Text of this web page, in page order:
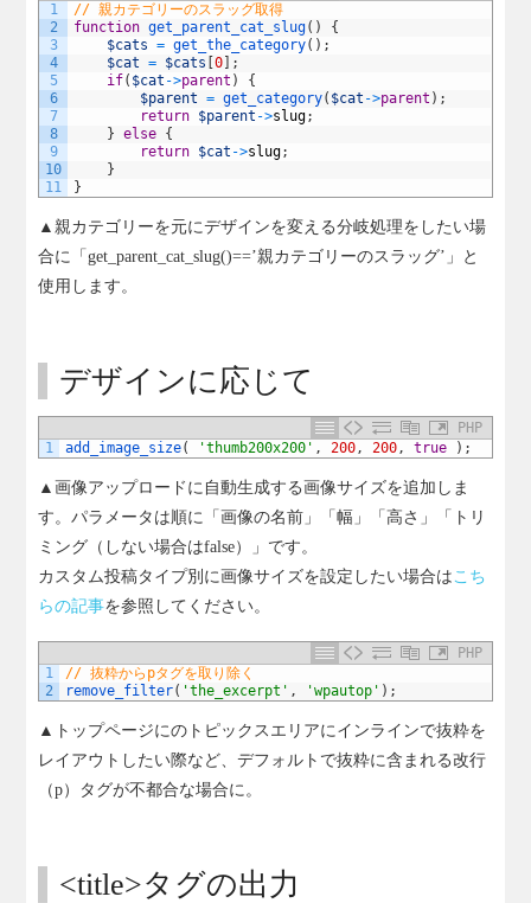
1
2
3
4
5
6
7
8
9
10
11
// 親カテゴリーのスラッグ取得
function get_parent_cat_slug( )
{
$cats
= get_the_category( ) ;
$cat
= $cats [0
;
if( $cat ->parent )
{
$parent
= get_category( $cat ->parent ) ;
return $parent ->slug;
}
else {
return $cat ->slug;
}
}
▲親カテゴリーを元にデザインを変える分岐処理をしたい場
合に「get_parent_cat_slug()==’親カテゴリーのスラッグ’」と
使用します。
デザインに応じて
PHP
1
add_image_size( 'thumb200x200' , 200, 200, true ) ;
▲画像アップロードに自動生成する画像サイズを追加しま
す。パラメータは順に「画像の名前」「幅」「高さ」「トリ
ミング（しない場合はfalse）」です。
カスタム投稿タイプ別に画像サイズを設定したい場合はこち
らの記事を参照してください。
PHP
1
2
// 抜粋からpタグを取り除く
remove_filter( 'the_excerpt' , 'wpautop' ) ;
▲トップページにのトピックスエリアにインラインで抜粋を
レイアウトしたい際など、デフォルトで抜粋に含まれる改行
（p）タグが不都合な場合に。
<title>タグの出力